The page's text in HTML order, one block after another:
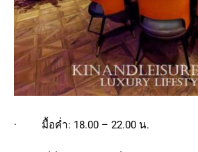
· มื้อค่ำ: 18.00 – 22.00 น.